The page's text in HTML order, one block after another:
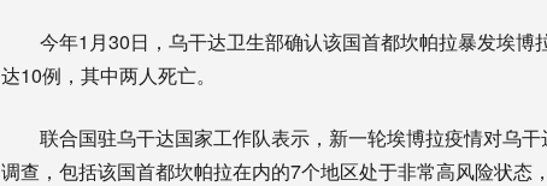
今年1月30日，乌干达卫生部确认该国首都坎帕拉暴发埃博
达10例，其中两人死亡。
联合国驻乌干达国家工作队表示，新一轮埃博拉疫情对乌干
调查，包括该国首都坎帕拉在内的7个地区处于非常高风险状态